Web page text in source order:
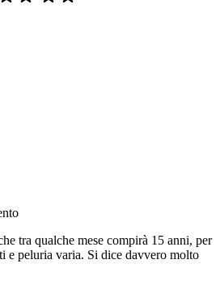
tra qualche mese compirà 15 anni, per
e peluria varia. Si dice davvero molto